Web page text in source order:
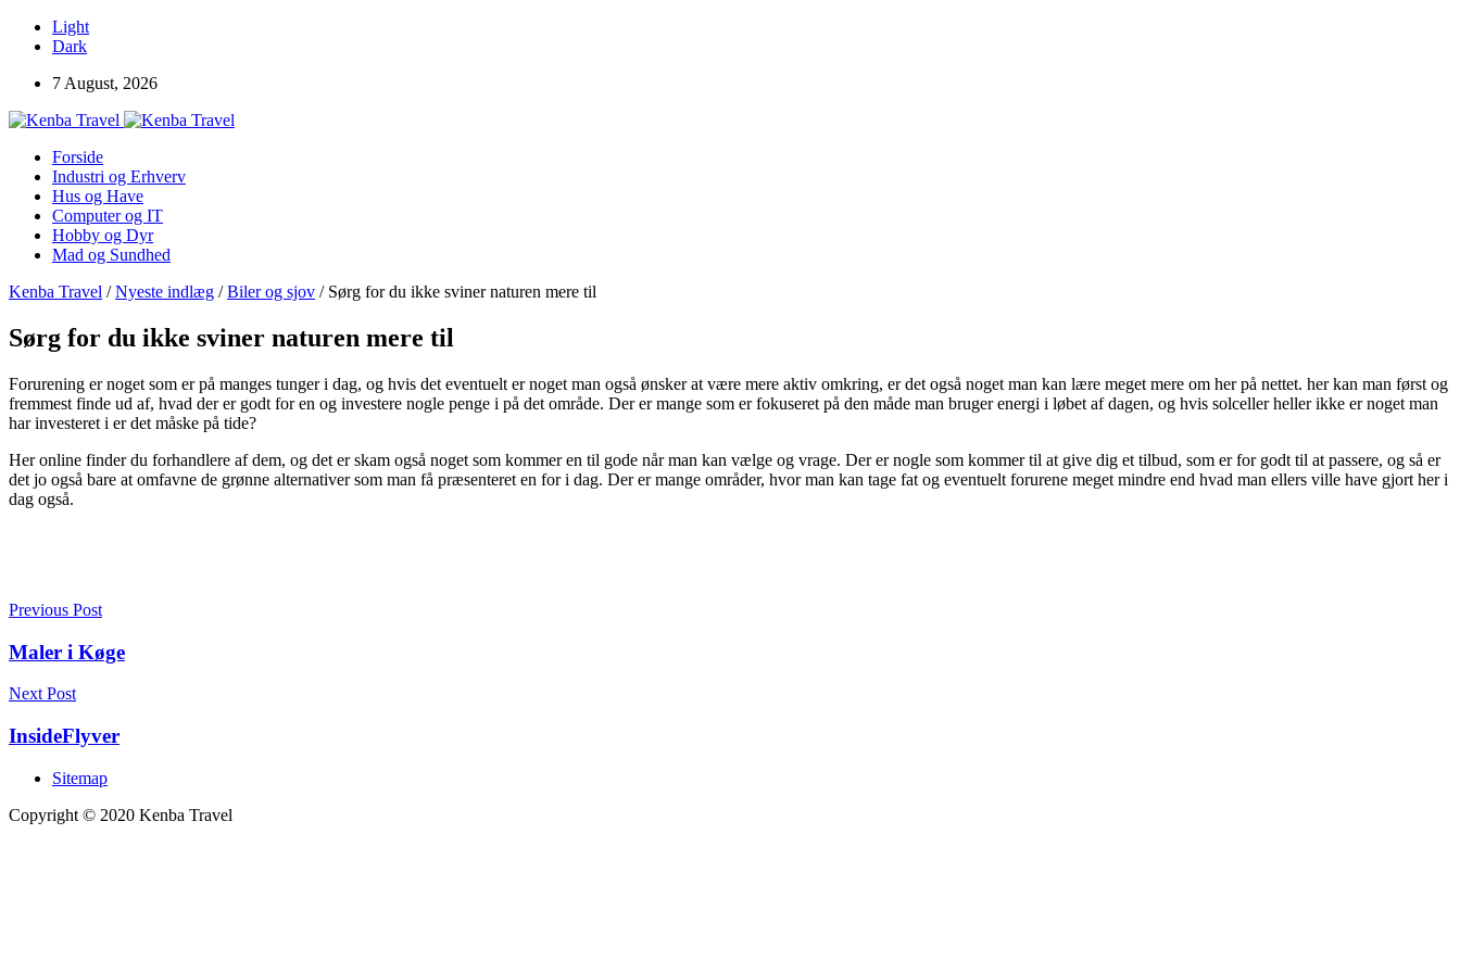
Light
Dark
7 August, 2026
Forside
Industri og Erhverv
Hus og Have
Computer og IT
Hobby og Dyr
Mad og Sundhed
Kenba Travel /Nyeste indlæg /Biler og sjov / Sørg for du ikke sviner naturen mere til
Sørg for du ikke sviner naturen mere til
Forurening er noget som er på manges tunger i dag, og hvis det eventuelt er noget man også ønsker at være mere aktiv omkring, er det også noget man kan lære meget mere om her på nettet. her kan man først og
fremmest finde ud af, hvad der er godt for en og investere nogle penge i på det område. Der er mange som er fokuseret på den måde man bruger energi i løbet af dagen, og hvis solceller heller ikke er noget man
har investeret i er det måske på tide?
Her online finder du forhandlere af dem, og det er skam også noget som kommer en til gode når man kan vælge og vrage. Der er nogle som kommer til at give dig et tilbud, som er for godt til at passere, og så er
det jo også bare at omfavne de grønne alternativer som man få præsenteret en for i dag. Der er mange områder, hvor man kan tage fat og eventuelt forurene meget mindre end hvad man ellers ville have gjort her i
dag også.
Previous Post
Maler i Køge
Next Post
InsideFlyver
Sitemap
Copyright © 2020 Kenba Travel